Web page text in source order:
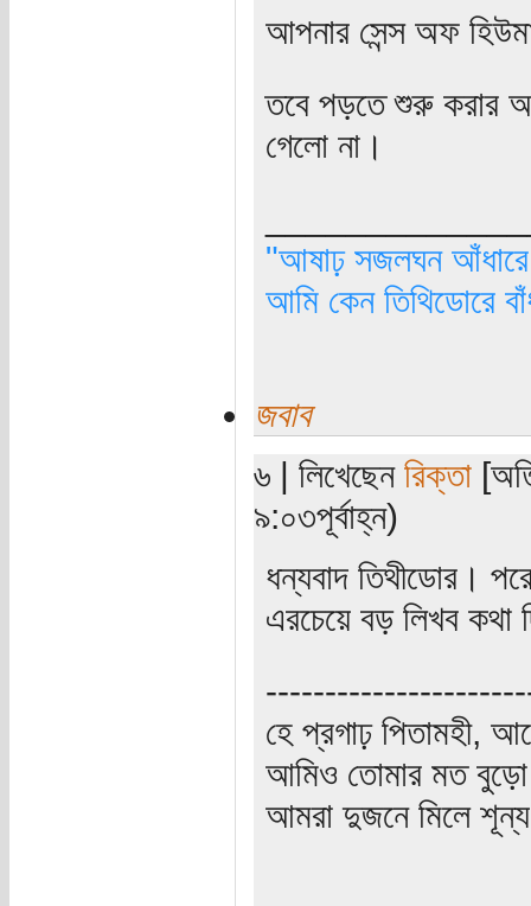
আপনার সেন্স অফ
তবে পড়তে শুরু করার
গেলো না।
"আষাঢ় সজলঘন আঁধারে,
আমি কেন তিথিডোরে
জবাব
৬ | লিখেছেন রিক্তা
৯:০৩পূর্বাহ্ন)
ধন্যবাদ তিথীডোর।
এরচেয়ে বড় লিখব কথা
হে প্রগাঢ় পিতামহী,
আমিও তোমার মত বুড়ো
আমরা দুজনে মিলে শূন্য